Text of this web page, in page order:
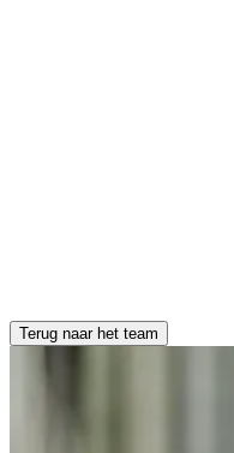
Terug naar het team